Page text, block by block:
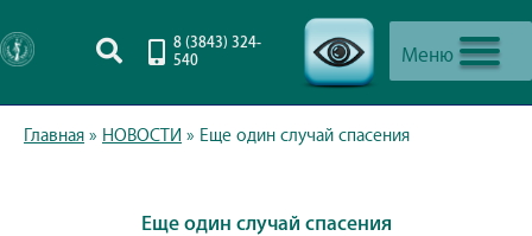
Меню
8 (3843) 324-
540
Главная » НОВОСТИ » Еще один случай спасения
Еще один случай спасения